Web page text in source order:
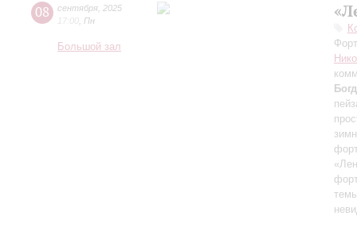
08 сентября 2025
17:00 Пн
Большой зал